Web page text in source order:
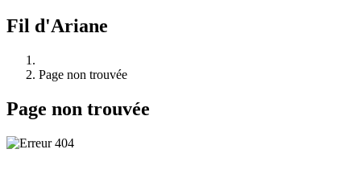
Fil d'Ariane
Page non trouvée
Page non trouvée